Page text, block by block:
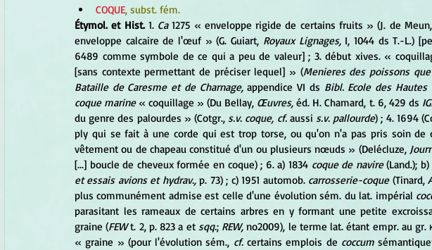
COQUE, subst. fém.
Étymol. et Hist. 1. Ca 1275 « enveloppe rigide de certains fruits » (J. de Meun,
enveloppe calcaire de l'œuf » (G. Guiart, Royaux Lignages, I, 1044 ds T.-L.)
6489 comme symbole de ce qui a peu de valeur] ; 3. début xives. «
[sans contexte permettant de préciser lequel] » (Menieres des poissons
Bataille de Caresme et de Charnage, appendice VI ds Bibl. Ecole des Hautes
coque marine « coquillage » (Du Bellay, Œuvres, éd. H. Chamard, t. 6, 429 ds
du genre des palourdes » (Cotgr., s.v. coque, cf. aussi s.v. pallourde) ; 4. 1694
ply qui se fait à une corde qui est trop torse, ou qu'on n'a pas pris soin de
vêtement ou de chapeau constitué d'un ou plusieurs nœuds » (Delécluze,
[...] boucle de cheveux formée en coque) ; 6. a) 1834 coque de navire (Land.);
et essais avions et hydrav., p. 73) ; c) 1951 automob. carrosserie-coque (Tinard,
plus communément admise est celle d'une évolution sém. du lat. impérial
parasitant les rameaux de certains arbres en y formant une petite
graine (FEW t. 2, p. 823 a et sqq.; REW, no2009), le terme lat. étant empr. au
« graine » (pour l'évolution sém., cf. certains emplois de coccum